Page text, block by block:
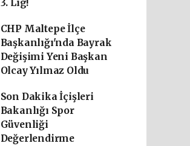
3. Lig!
CHP Maltepe İlçe
Başkanlığı'nda Bayrak
Değişimi Yeni Başkan
Olcay Yılmaz Oldu
Son Dakika İçişleri
Bakanlığı Spor
Güvenliği
Değerlendirme